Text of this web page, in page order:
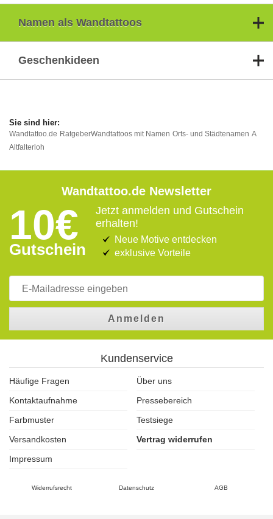
Namen als Wandtattoos
Geschenkideen
Wandtattoo.de RatgeberWandtattoos mit Namen Orts- und Städtenamen A
Altfalterloh
Wandtattoo.de Newsletter
10€
Gutschein
Jetzt anmelden und Gutschein
erhalten!
Neue Motive entdecken
exklusive Vorteile
Anmelden
Kundenservice
Häufige Fragen
Über uns
Kontaktaufnahme
Pressebereich
Farbmuster
Testsiege
Versandkosten
Vertrag widerrufen
Impressum
Widerrufsrecht Datenschutz AGB